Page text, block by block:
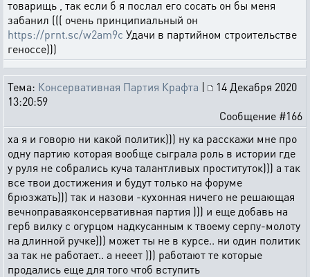
товарищь , так если б я послал его сосать он бы меня
забанил ((( очень принципиальный он
https://prnt.sc/w2am9c Удачи в партийном строительстве
геноссе)))
Тема: Консервативная Партия Крафта |
14 Декабря 2020
13:20:59
Сообщение #166
ха я и говорю ни какой политик))) ну ка расскажи мне про
одну партию которая вообще сыграла роль в истории где
у руля не собрались куча талантливых проституток))) а так
все твои достижения и будут только на форуме
брюзжать))) так и назови -кухонная ничего не решающая
вечноправаяконсервативная партия ))) и еще добавь на
герб вилку с огурцом надкусанным к твоему серпу-молоту
на длинной ручке))) может ты не в курсе.. ни один политик
за так не работает.. а нееет ))) работают те которые
продались еще для того чтоб вступить